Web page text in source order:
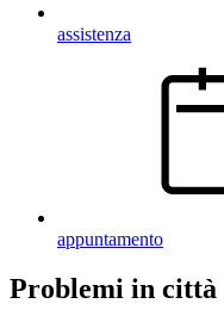
assistenza
appuntamento
Problemi in città